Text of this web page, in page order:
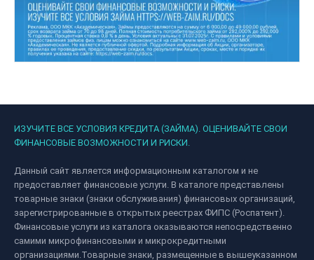
ИЗУЧИТЕ ВСЕ УСЛОВИЯ КРЕДИТА (ЗАЙМА). ОЦЕНИВАЙТЕ СВОИ
ФИНАНСОВЫЕ ВОЗМОЖНОСТИ И РИСКИ.
Данный сайт является информационным каталогом и не
предоставляет финансовые услуги. В каталоге представлены
товарные знаки (знаки обслуживания) финансовых организаций,
зарегистрированные в открытых реестрах ФИПС (Роспатент).
Финансовые услуги из каталога оказываются непосредственно
самими микрофинансовыми и микрокредитными
организациями.Товарные знаки, размещенные в вышеуказанном